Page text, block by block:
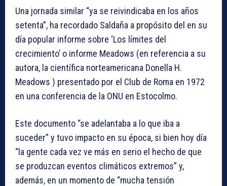
Una jornada similar “ya se reivindicaba en los años
setenta”, ha recordado Saldaña a propósito del en su
día popular informe sobre ‘Los límites del
crecimiento’ o informe Meadows (en referencia a su
autora, la científica norteamericana Donella H.
Meadows ) presentado por el Club de Roma en 1972
en una conferencia de la ONU en Estocolmo.
Este documento “se adelantaba a lo que iba a
suceder” y tuvo impacto en su época, si bien hoy día
“la gente cada vez ve más en serio el hecho de que
se produzcan eventos climáticos extremos” y,
además, en un momento de “mucha tensión